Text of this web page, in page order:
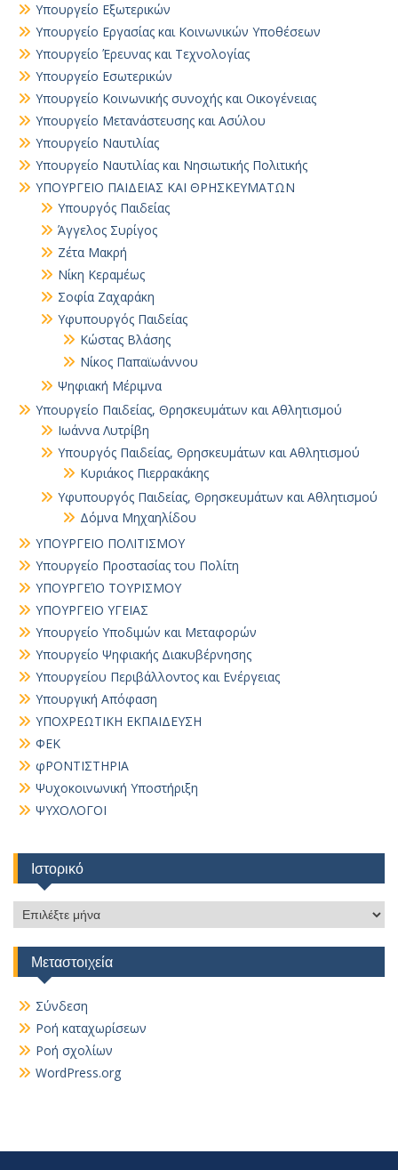
Υπουργείο Εξωτερικών
Υπουργείο Εργασίας και Κοινωνικών Υποθέσεων
Υπουργείο Έρευνας και Τεχνολογίας
Υπουργείο Εσωτερικών
Υπουργείο Κοινωνικής συνοχής και Οικογένειας
Υπουργείο Μετανάστευσης και Ασύλου
Υπουργείο Ναυτιλίας
Υπουργείο Ναυτιλίας και Νησιωτικής Πολιτικής
ΥΠΟΥΡΓΕΙΟ ΠΑΙΔΕΙΑΣ ΚΑΙ ΘΡΗΣΚΕΥΜΑΤΩΝ
Yπουργός Παιδείας
Άγγελος Συρίγος
Ζέτα Μακρή
Νίκη Κεραμέως
Σοφία Ζαχαράκη
Υφυπουργός Παιδείας
Κώστας Βλάσης
Νίκος Παπαϊωάννου
Ψηφιακή Μέριμνα
Υπουργείο Παιδείας, Θρησκευμάτων και Αθλητισμού
Ιωάννα Λυτρίβη
Υπουργός Παιδείας, Θρησκευμάτων και Αθλητισμού
Κυριάκος Πιερρακάκης
Υφυπουργός Παιδείας, Θρησκευμάτων και Αθλητισμού
Δόμνα Μηχαηλίδου
ΥΠΟΥΡΓΕΙΟ ΠΟΛΙΤΙΣΜΟΥ
Υπουργείο Προστασίας του Πολίτη
ΥΠΟΥΡΓΕΊΟ ΤΟΥΡΙΣΜΟΥ
ΥΠΟΥΡΓΕΙΟ ΥΓΕΙΑΣ
Υπουργείο Υποδιμών και Μεταφορών
Υπουργείο Ψηφιακής Διακυβέρνησης
Υπουργείου Περιβάλλοντος και Ενέργειας
Υπουργική Απόφαση
ΥΠΟΧΡΕΩΤΙΚΗ ΕΚΠΑΙΔΕΥΣΗ
ΦΕΚ
φΡΟΝΤΙΣΤΗΡΙΑ
Ψυχοκοινωνική Υποστήριξη
ΨΥΧΟΛΟΓΟΙ
Ιστορικό
Ιστορικό
Μεταστοιχεία
Σύνδεση
Ροή καταχωρίσεων
Ροή σχολίων
WordPress.org